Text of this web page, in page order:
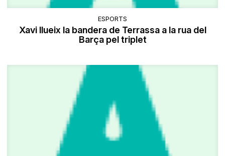
ESPORTS
Xavi llueix la bandera de Terrassa a la rua del
Barça pel triplet